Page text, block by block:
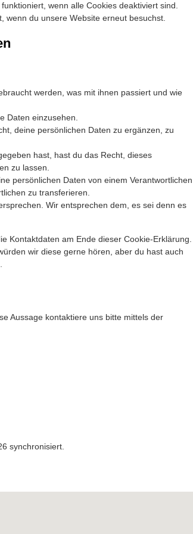
wenn alle Cookies deaktiviert sind.
wenn du unsere Website erneut besuchst.
werden, was mit ihnen passiert und wie
Daten einzusehen.
deine persönlichen Daten zu ergänzen, zu
hast, hast du das Recht, dieses
zu lassen.
persönlichen Daten von einem Verantwortlichen
zu transferieren.
Wir entsprechen dem, es sei denn es
Kontaktdaten am Ende dieser Cookie-Erklärung.
wir diese gerne hören, aber du hast auch
Aussage kontaktiere uns bitte mittels der
synchronisiert.